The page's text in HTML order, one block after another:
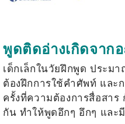
พูดติดอ่างเกิดจาก
เด็กเล็กในวัยฝึกพูด ประม
ต้องฝึกการใช้คำศัพท์ และ
ครั้งที่ความต้องการสื่อสา
กัน ทำให้พูดอึกๆ อึกๆ แล